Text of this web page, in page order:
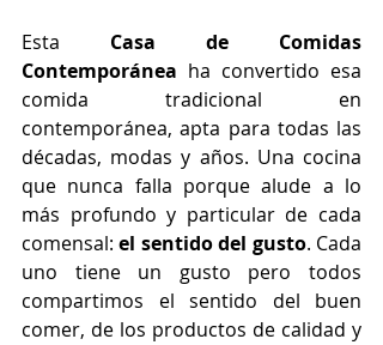
Esta Casa de Comidas
Contemporánea ha convertido esa
comida tradicional en
contemporánea, apta para todas las
décadas, modas y años. Una cocina
que nunca falla porque alude a lo
más profundo y particular de cada
comensal: el sentido del gusto. Cada
uno tiene un gusto pero todos
compartimos el sentido del buen
comer, de los productos de calidad y